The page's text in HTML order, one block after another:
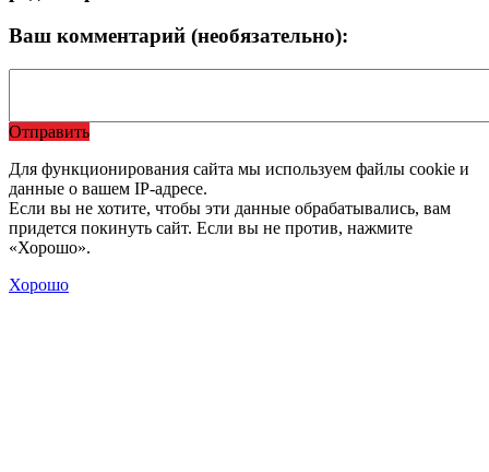
Ваш комментарий (необязательно):
Отправить
Для функционирования сайта мы используем файлы cookie и
данные о вашем IP-адресе.
Если вы не хотите, чтобы эти данные обрабатывались, вам
придется покинуть сайт. Если вы не против, нажмите
«Хорошо».
Хорошо